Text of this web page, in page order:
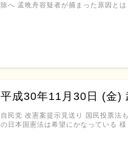
除へ 孟晩舟容疑者が捕まった原因とは
平成30年11月30日 (金)
自民党 改憲案提示見送り 国民投票法
の日本国憲法は希望にかなっている